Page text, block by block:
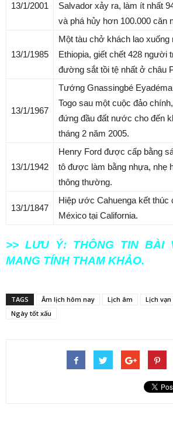
13/1/2001
Salvador xảy ra, làm ít nhất
và phá hủy hơn 100.000 căn
13/1/1985
Một tàu chở khách lao xuống
Ethiopia, giết chết 428 người
đường sắt tồi tệ nhất ở châu
13/1/1967
Tướng Gnassingbé
Togo sau một cuộc đảo
đứng đầu đất nước cho đến
tháng 2 năm 2005.
13/1/1942
Henry Ford được cấp bằng
tô được làm bằng nhựa, nhẹ
thông thường.
13/1/1847
Hiệp ước Cahuenga kết thúc
México tại California.
>> LƯU Ý: THÔNG TIN
MANG TÍNH THAM KHẢO.
TAGS Âm lịch hôm nay Lịch âm Lịch vạn
Ngày tốt xấu